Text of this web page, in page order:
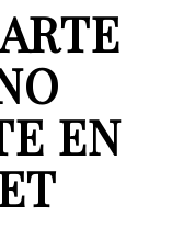
EN